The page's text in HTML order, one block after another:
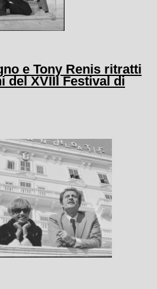
e Tony Renis ritratti
del XVIII Festival di